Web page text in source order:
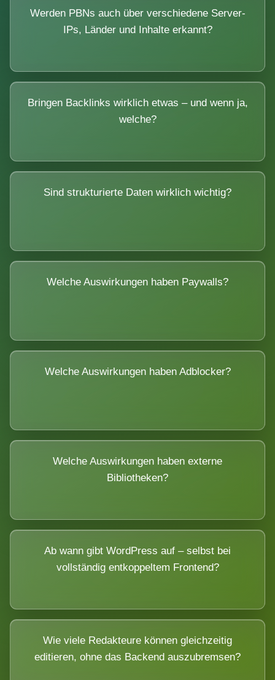
Werden PBNs auch über verschiedene Server-
IPs, Länder und Inhalte erkannt?
Bringen Backlinks wirklich etwas – und wenn ja,
welche?
Sind strukturierte Daten wirklich wichtig?
Welche Auswirkungen haben Paywalls?
Welche Auswirkungen haben Adblocker?
Welche Auswirkungen haben externe
Bibliotheken?
Ab wann gibt WordPress auf – selbst bei
vollständig entkoppeltem Frontend?
Wie viele Redakteure können gleichzeitig
editieren, ohne das Backend auszubremsen?